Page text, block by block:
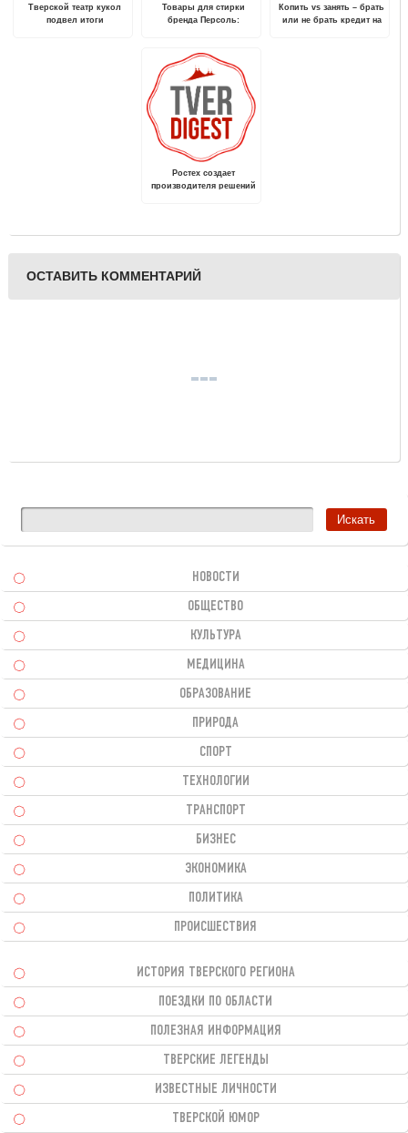
Тверской театр кукол
подвел итоги
Товары для стирки
бренда Персоль:
Копить vs занять – брать
или не брать кредит на
Ростех создает
производителя решений
ОСТАВИТЬ КОММЕНТАРИЙ
НОВОСТИ
ОБЩЕСТВО
КУЛЬТУРА
МЕДИЦИНА
ОБРАЗОВАНИЕ
ПРИРОДА
СПОРТ
ТЕХНОЛОГИИ
ТРАНСПОРТ
БИЗНЕС
ЭКОНОМИКА
ПОЛИТИКА
ПРОИСШЕСТВИЯ
ИСТОРИЯ ТВЕРСКОГО РЕГИОНА
ПОЕЗДКИ ПО ОБЛАСТИ
ПОЛЕЗНАЯ ИНФОРМАЦИЯ
ТВЕРСКИЕ ЛЕГЕНДЫ
ИЗВЕСТНЫЕ ЛИЧНОСТИ
ТВЕРСКОЙ ЮМОР